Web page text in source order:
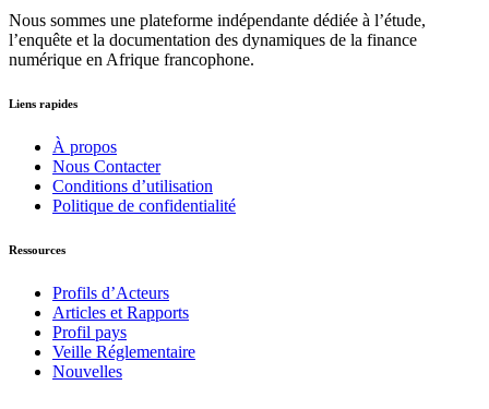
Nous sommes une plateforme indépendante dédiée à l’étude,
l’enquête et la documentation des dynamiques de la finance
numérique en Afrique francophone.
Liens rapides
À propos
Nous Contacter
Conditions d’utilisation
Politique de confidentialité
Ressources
Profils d’Acteurs
Articles et Rapports
Profil pays
Veille Réglementaire
Nouvelles